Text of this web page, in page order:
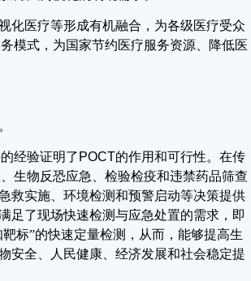
化医疗等形成有机融合，为各级医疗受众
模式，为国家节约医疗服务资源、降低医
经验证明了 POCT的作用和可行性。在传
生物反恐应急、检验检疫和违禁药品筛查
救实施、环境检测和预警启动等决策提供
足了现场快速检测与应急处置的需求，即
标”的快速定量检测，从而，能够提高生
安全、人民健康、经济发展和社会稳定提